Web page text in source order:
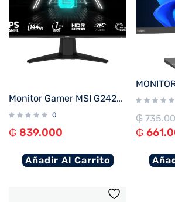
Monitor Gamer MSI G242L-E14 23.8″ IPS FHD 144Hz 1ms FreeSync
0
₲ 839.000
Añadir Al Carrito
₲
₲